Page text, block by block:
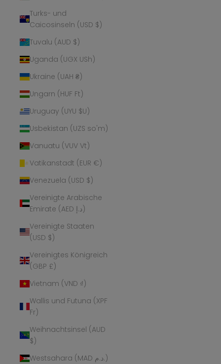
Turks- und
Caicosinseln (USD $)
Tuvalu (AUD $)
Uganda (UGX USh)
Ukraine (UAH ₴)
Ungarn (HUF Ft)
Uruguay (UYU $U)
Usbekistan (UZS so'm)
Vanuatu (VUV Vt)
Vatikanstadt (EUR €)
Venezuela (USD $)
Vereinigte Arabische
Emirate (AED د.إ)
Vereinigte Staaten
(USD $)
Vereinigtes Königreich
(GBP £)
Vietnam (VND ₫)
Wallis und Futuna (XPF
Fr)
Weihnachtsinsel (AUD
$)
Westsahara (MAD د.م.)